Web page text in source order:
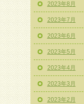
2023年8月
2023年7月
2023年6月
2023年5月
2023年4月
2023年3月
2023年2月